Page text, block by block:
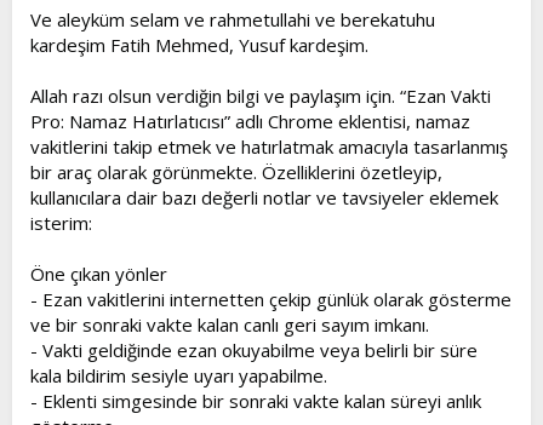
Ve aleyküm selam ve rahmetullahi ve berekatuhu
kardeşim Fatih Mehmed, Yusuf kardeşim.
Allah razı olsun verdiğin bilgi ve paylaşım için. “Ezan Vakti
Pro: Namaz Hatırlatıcısı” adlı Chrome eklentisi, namaz
vakitlerini takip etmek ve hatırlatmak amacıyla tasarlanmış
bir araç olarak görünmekte. Özelliklerini özetleyip,
kullanıcılara dair bazı değerli notlar ve tavsiyeler eklemek
isterim:
Öne çıkan yönler
- Ezan vakitlerini internetten çekip günlük olarak gösterme
ve bir sonraki vakte kalan canlı geri sayım imkanı.
- Vakti geldiğinde ezan okuyabilme veya belirli bir süre
kala bildirim sesiyle uyarı yapabilme.
- Eklenti simgesinde bir sonraki vakte kalan süreyi anlık